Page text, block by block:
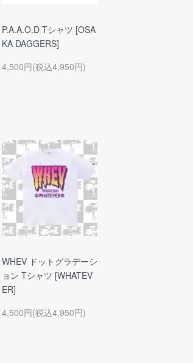
P.A.A.O.D Tシャツ [OSA
KA DAGGERS]
4,500円(税込4,950円)
WHEV ドットグラデーシ
ョン Tシャツ [WHATEV
ER]
4,500円(税込4,950円)